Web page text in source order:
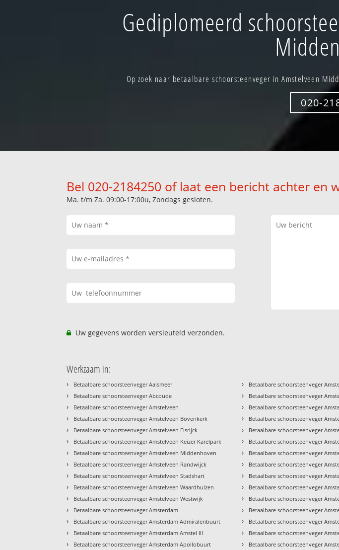
Gediplomeerd
Op zoek naar betaalbare schoorsteenveger in Amstelveen
020-
Bel 020-2184250 of laat een bericht achter en
Ma. t/m Za. 09:00-17:00u, Zondags gesloten.
Uw gegevens worden versleuteld verzonden.
Werkzaam in:
› Betaalbare schoorsteenveger Aalsmeer
› Betaalbare schoorsteenveger Abcoude
› Betaalbare schoorsteenveger Amstelveen
› Betaalbare schoorsteenveger Amstelveen Bovenkerk
› Betaalbare schoorsteenveger Amstelveen Elsrijck
› Betaalbare schoorsteenveger Amstelveen Keizer Karelpark
› Betaalbare schoorsteenveger Amstelveen Middenhoven
› Betaalbare schoorsteenveger Amstelveen Randwijck
› Betaalbare schoorsteenveger Amstelveen Stadshart
› Betaalbare schoorsteenveger Amstelveen Waardhuizen
› Betaalbare schoorsteenveger Amstelveen Westwijk
› Betaalbare schoorsteenveger Amsterdam
› Betaalbare schoorsteenveger Amsterdam Admiralenbuurt
› Betaalbare schoorsteenveger Amsterdam Amstel III
› Betaalbare schoorsteenveger Amsterdam Apollobuurt
› Betaalbare schoorsteenveger
› Betaalbare schoorsteenveger
› Betaalbare schoorsteenveger
› Betaalbare schoorsteenveger
› Betaalbare schoorsteenveger
› Betaalbare schoorsteenveger
› Betaalbare schoorsteenveger
› Betaalbare schoorsteenveger
› Betaalbare schoorsteenveger
› Betaalbare schoorsteenveger
› Betaalbare schoorsteenveger
› Betaalbare schoorsteenveger
› Betaalbare schoorsteenveger
› Betaalbare schoorsteenveger
› Betaalbare schoorsteenveger